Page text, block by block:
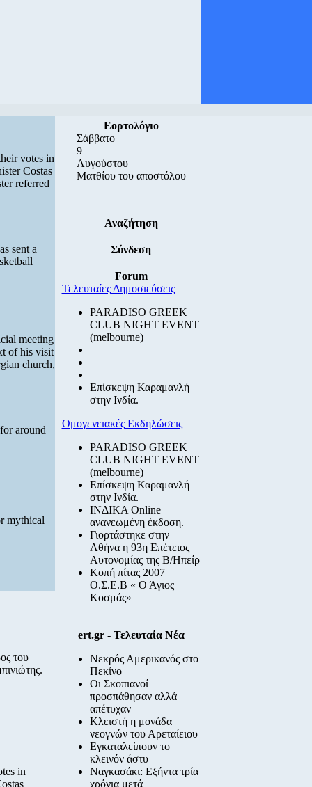
votes in
Costas
referred
sent a
meeting
of his visit
church,
around
mythical
του
in
Εορτολόγιο
Σάββατο
9
Αυγούστου
Ματθίου του αποστόλου
Αναζήτηση
Σύνδεση
Forum
Τελευταίες Δημοσιεύσεις
PARADISO GREEK
CLUB NIGHT EVENT
(melbourne)
Επίσκεψη Καραμανλή
στην Ινδία.
Ομογενειακές Εκδηλώσεις
PARADISO GREEK
CLUB NIGHT EVENT
(melbourne)
Επίσκεψη Καραμανλή
στην Ινδία.
ΙΝΔΙΚΑ Online
ανανεωμένη έκδοση.
Γιορτάστηκε στην
Αθήνα η 93η Επέτειος
Αυτονομίας της Β/Ηπείρ
Κοπή πίτας 2007
Ο.Σ.Ε.Β « Ο Άγιος
Κοσμάς»
ert.gr - Τελευταία Νέα
Νεκρός Αμερικανός στο
Πεκίνο
Οι Σκοπιανοί
προσπάθησαν αλλά
απέτυχαν
Κλειστή η μονάδα
νεογνών του Αρεταίειου
Εγκαταλείπουν το
κλεινόν άστυ
Ναγκασάκι: Εξήντα τρία
χρόνια μετά